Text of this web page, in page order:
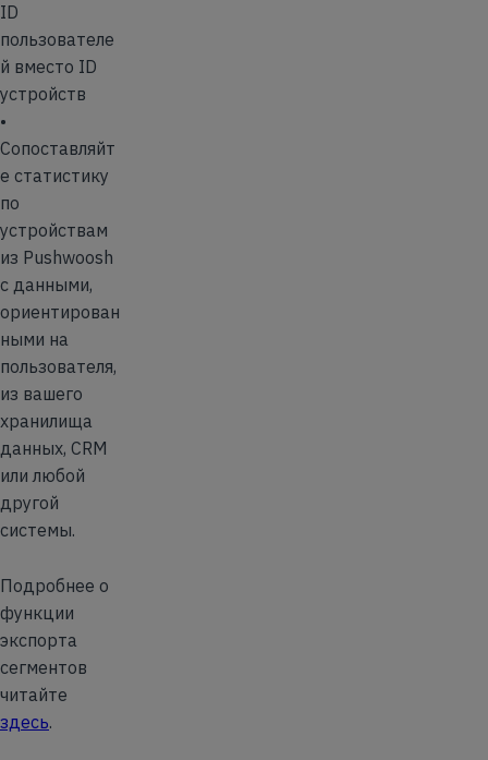
ID
пользователе
й вместо ID
устройств
•
Сопоставляйт
е статистику
по
устройствам
из Pushwoosh
с данными,
ориентирован
ными на
пользователя,
из вашего
хранилища
данных, CRM
или любой
другой
системы.
Подробнее о
функции
экспорта
сегментов
читайте
здесь.